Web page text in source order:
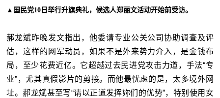
▲ 国民党10日举行升旗典礼，候选人郑丽文活动开始前受访。
郝龙斌昨晚发文指出，他委请专业公关公司协助调查及评
估，这样的网军动员，如果不是外来势力介入，是金钱布
局，至少花费近亿。它超越过去民进党攻击力道，手法“专
业”，尤其真假影片的剪接。而他最忧虑的是，太多境外网
址。郝龙斌甚至写“请以正道发挥妳们的优势”，特别使用女